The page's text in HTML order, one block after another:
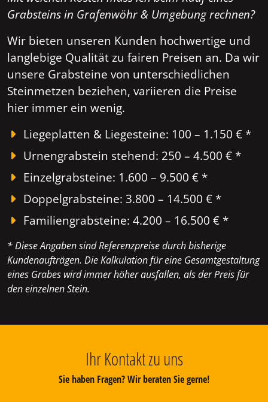
Grabsteins in Grafenwöhr & Umgebung rechnen?
Wir bieten unseren Kunden hochwertige und
langlebige Qualität zu fairen Preisen an. Da wir
unsere Grabsteine von unterschiedlichen
Steinmetzen beziehen, variieren die Preise
hier immer ein wenig.
Liegeplatten & Liegesteine: 100 – 1.150 € *
Urnengrabstein stehend: 250 – 4.500 € *
Einzelgrabsteine: 1.600 – 9.500 € *
Doppelgrabsteine: 3.800 – 14.500 € *
Familiengrabsteine: 4.200 – 16.500 € *
* Diese Angaben sind Referenzpreise durch bisherige
Kundenaufträgen. Die Kalkulation für eine Gesamtgestaltung
eines Grabes wird immer höher ausfallen, als der Preis für
den einzelnen Stein.
Ihr Kontakt zu uns
Sie haben Fragen? Wir beraten Sie gerne!